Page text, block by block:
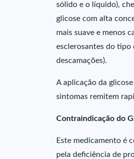
sólido e o líquido),
glicose com alta
mais suave e menos
esclerosantes do tipo
descamações).
A aplicação da
sintomas remitem
Contraindicação do
Este medicamento é
pela deficiência de